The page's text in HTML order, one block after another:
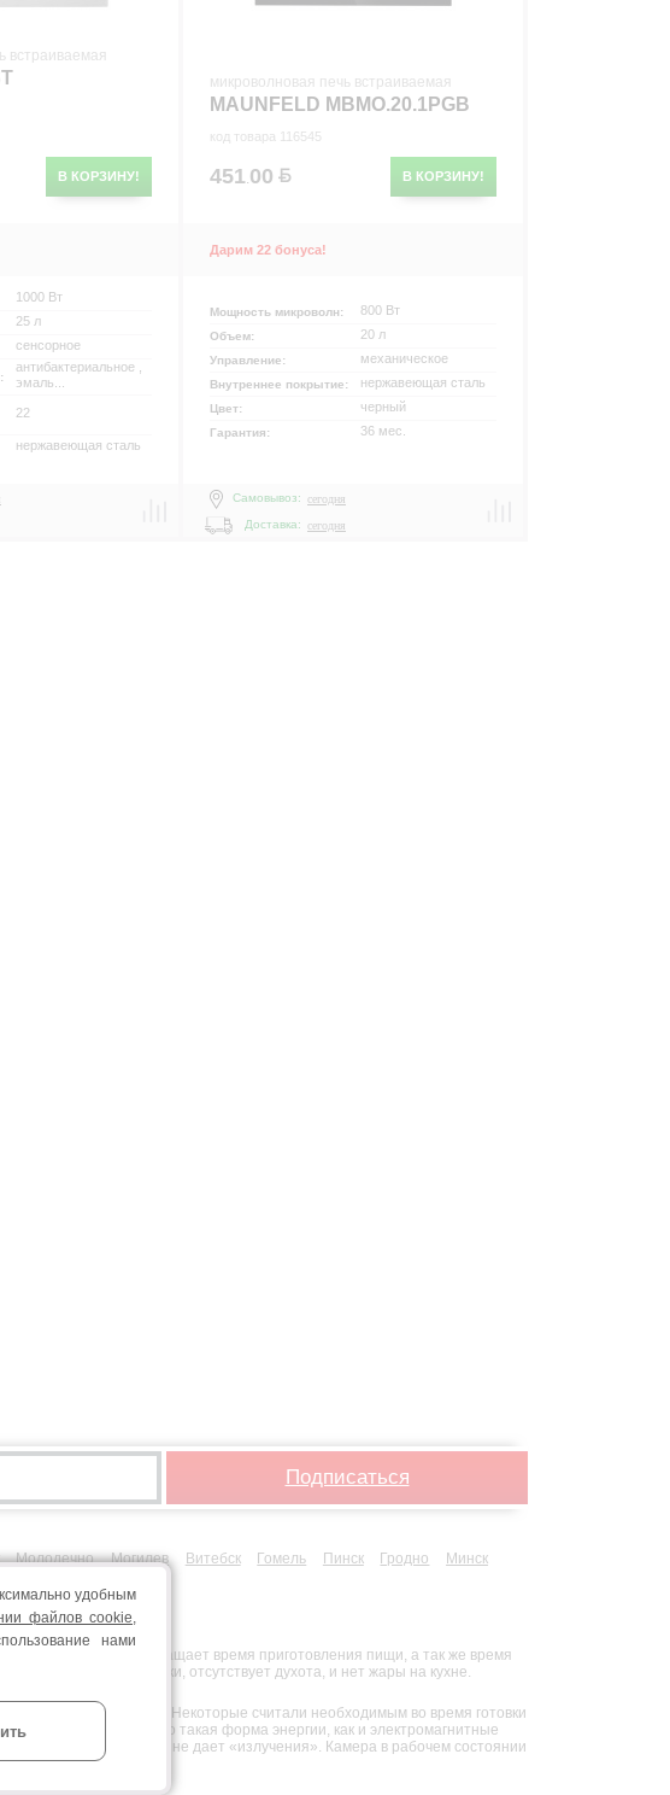
встраиваемая
В КОРЗИНУ!
1000 Вт
25 л
сенсорное
антибактериальное ,
эмаль...
22
нержавеющая сталь
микроволновая печь встраиваемая
MAUNFELD MBMO.20.1PGB
код товара 116545
В КОРЗИНУ!
451.00
Дарим 22 бонуса!
Мощность микроволн: 800 Вт
Объем: 20 л
Управление: механическое
Внутреннее покрытие: нержавеющая сталь
Цвет: черный
Гарантия: 36 мес.
Самовывоз: сегодня
Доставка: сегодня
Подписаться
Молодечно Могилев Витебск Гомель Пинск Гродно Минск
по максимуму сокращает время приготовления пищи, а так же время
микроволновки, отсутствует духота, и нет жары на кухне.
на своем пути все. Некоторые считали необходимым во время готовки
микроволны – это такая форма энергии, как и электромагнитные
готовят в печке СВЧ, не дает «излучения». Камера в рабочем состоянии
корпуса.
удобным
файлов cookie,
нами